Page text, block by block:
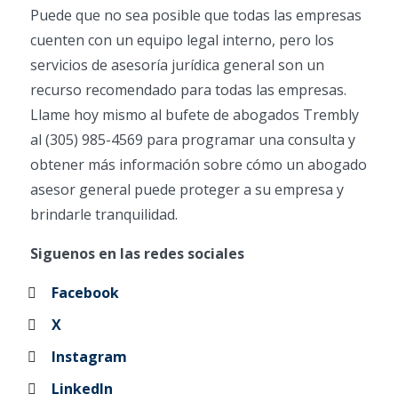
Puede que no sea posible que todas las empresas
cuenten con un equipo legal interno, pero los
servicios de asesoría jurídica general son un
recurso recomendado para todas las empresas.
Llame hoy mismo al bufete de abogados Trembly
al (305) 985-4569 para programar una consulta y
obtener más información sobre cómo un abogado
asesor general puede proteger a su empresa y
brindarle tranquilidad.
Siguenos en las redes sociales
Facebook
X
Instagram
LinkedIn